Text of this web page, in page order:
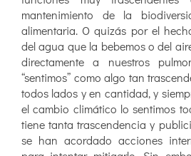
mantenimiento de la
alimentaria. O quizás por el
del agua que la bebemos o del
directamente a nuestros
“sentimos” como algo tan
todos lados y en cantidad, y
el cambio climático lo sentimos
tiene tanta trascendencia y
se han acordado acciones